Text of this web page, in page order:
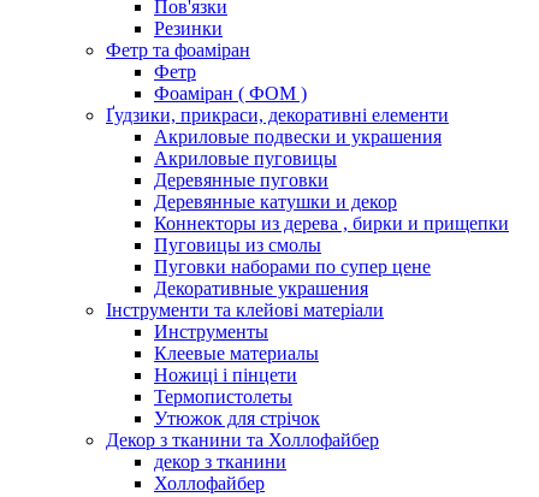
Пов'язки
Резинки
Фетр та фоаміран
Фетр
Фоаміран ( ФОМ )
Ґудзики, прикраси, декоративні елементи
Акриловые подвески и украшения
Акриловые пуговицы
Деревянные пуговки
Деревянные катушки и декор
Коннекторы из дерева , бирки и прищепки
Пуговицы из смолы
Пуговки наборами по супер цене
Декоративные украшения
Інструменти та клейові матеріали
Инструменты
Клеевые материалы
Ножиці і пінцети
Термопистолеты
Утюжок для стрічок
Декор з тканини та Холлофайбер
декор з тканини
Холлофайбер